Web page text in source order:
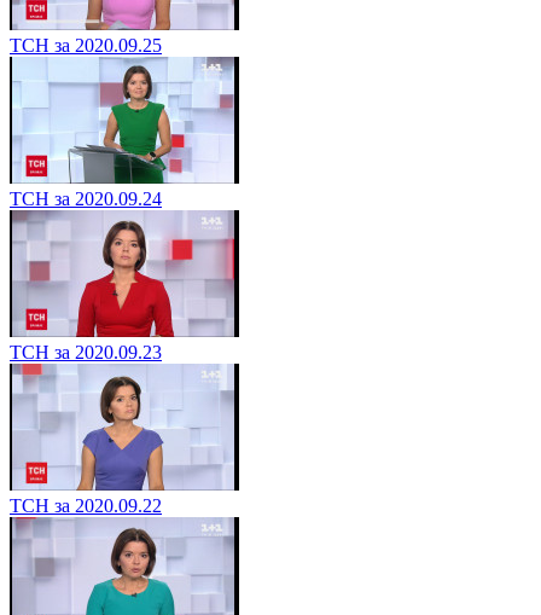
ТСН за 2020.09.25
ТСН за 2020.09.24
ТСН за 2020.09.23
ТСН за 2020.09.22